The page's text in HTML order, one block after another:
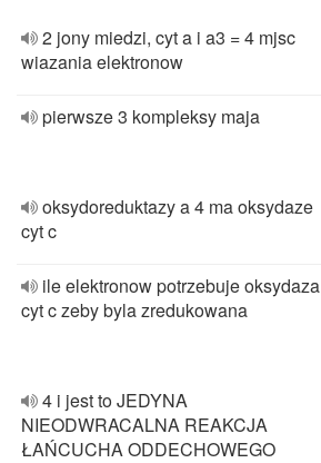
2 jony miedzi, cyt a i a3 = 4 mjsc
wiazania elektronow
pierwsze 3 kompleksy maja
oksydoreduktazy a 4 ma oksydaze
cyt c
ile elektronow potrzebuje oksydaza
cyt c zeby byla zredukowana
4 i jest to JEDYNA
NIEODWRACALNA REAKCJA
ŁAŃCUCHA ODDECHOWEGO